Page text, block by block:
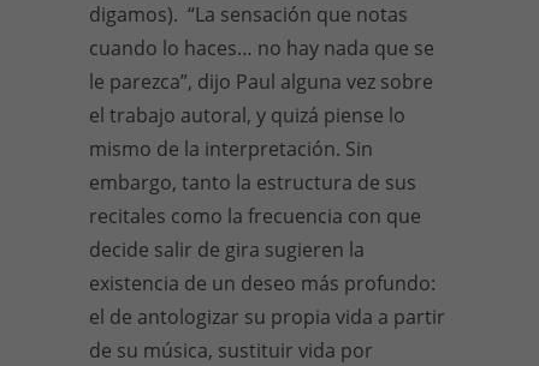
digamos). “La sensación que notas
cuando lo haces… no hay nada que se
le parezca”, dijo Paul alguna vez sobre
el trabajo autoral, y quizá piense lo
mismo de la interpretación. Sin
embargo, tanto la estructura de sus
recitales como la frecuencia con que
decide salir de gira sugieren la
existencia de un deseo más profundo:
el de antologizar su propia vida a partir
de su música, sustituir vida por